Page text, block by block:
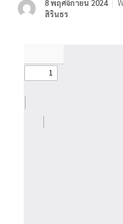
8 พฤศจิกายน 2024
สิรินธร